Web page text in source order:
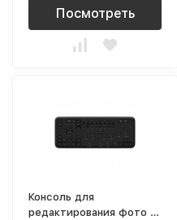
Посмотреть
Консоль для
редактирования фото и